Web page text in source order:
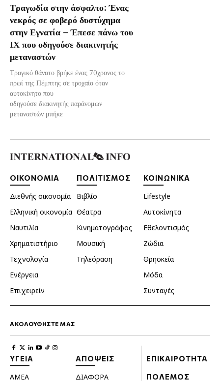
Τραγωδία στην άσφαλτο: Ένας
νεκρός σε φοβερό δυστύχημα
στην Εγνατία – Έπεσε πάνω του
ΙΧ που οδηγούσε διακινητής
μεταναστών
Τραγικό θάνατο βρήκε ένας 70χρονος το
πρωί της Πέμπτης σε τροχαίο όταν
αυτοκίνητο που
οδηγούσε διακινητής παράνομων
μεταναστών μπήκε
ΟΙΚΟΝΟΜΙΑ
Διεθνής οικονομία
Ελληνική οικονομία
Ναυτιλία
Χρηματιστήριο
Τεχνολογία
Ενέργεια
Επιχειρείν
ΠΟΛΙΤΙΣΜΟΣ
Βιβλίο
Θέατρα
Κινηματογράφος
Μουσική
Τηλεόραση
ΚΟΙΝΩΝΙΚΑ
Lifestyle
Αυτοκίνητα
Εθελοντισμός
Ζώδια
Θρησκεία
Μόδα
Συνταγές
ΑΚΟΛΟΥΘΗΣΤΕ ΜΑΣ
ΥΓΕΙΑ
ΑΜΕΑ
ΑΠΟΨΕΙΣ
ΔΙΑΦΟΡΑ
ΕΠΙΚΑΙΡΟΤΗΤΑ
ΠΟΛΕΜΟΣ